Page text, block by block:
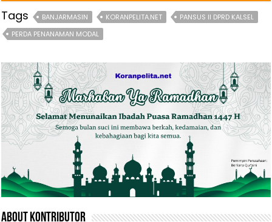
Tags BANJARMASIN KORANPELITA.NET
PANSUS II DPRD KALSEL
PERDA PENANAMAN MODAL
About Kontributor